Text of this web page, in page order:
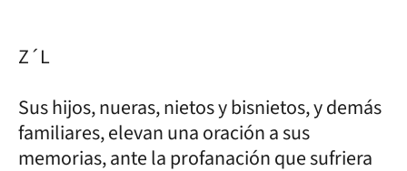
Z´L
Sus hijos, nueras, nietos y bisnietos, y demás
familiares, elevan una oración a sus
memorias, ante la profanación que sufriera